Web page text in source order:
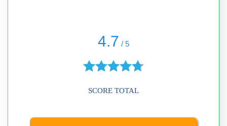
4.7 / 5
SCORE TOTAL